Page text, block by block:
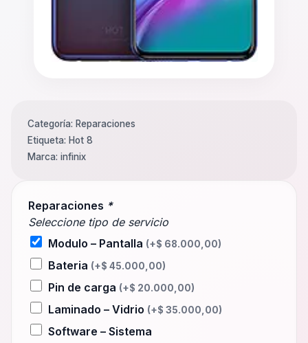
Reparaciones *
Seleccione tipo de servicio
Modulo – Pantalla (+$ 68.000,00)
Bateria (+$ 45.000,00)
Pin de carga (+$ 20.000,00)
Laminado – Vidrio (+$ 35.000,00)
Software – Sistema
Categoría: Reparaciones
Etiqueta: Hot 8
Marca: infinix